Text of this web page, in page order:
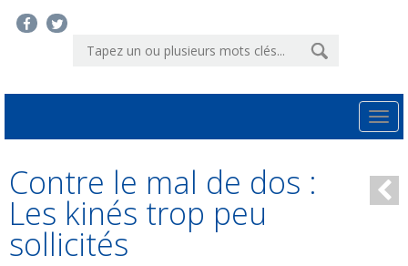
Contre le mal de dos :
Les kinés trop peu
sollicités